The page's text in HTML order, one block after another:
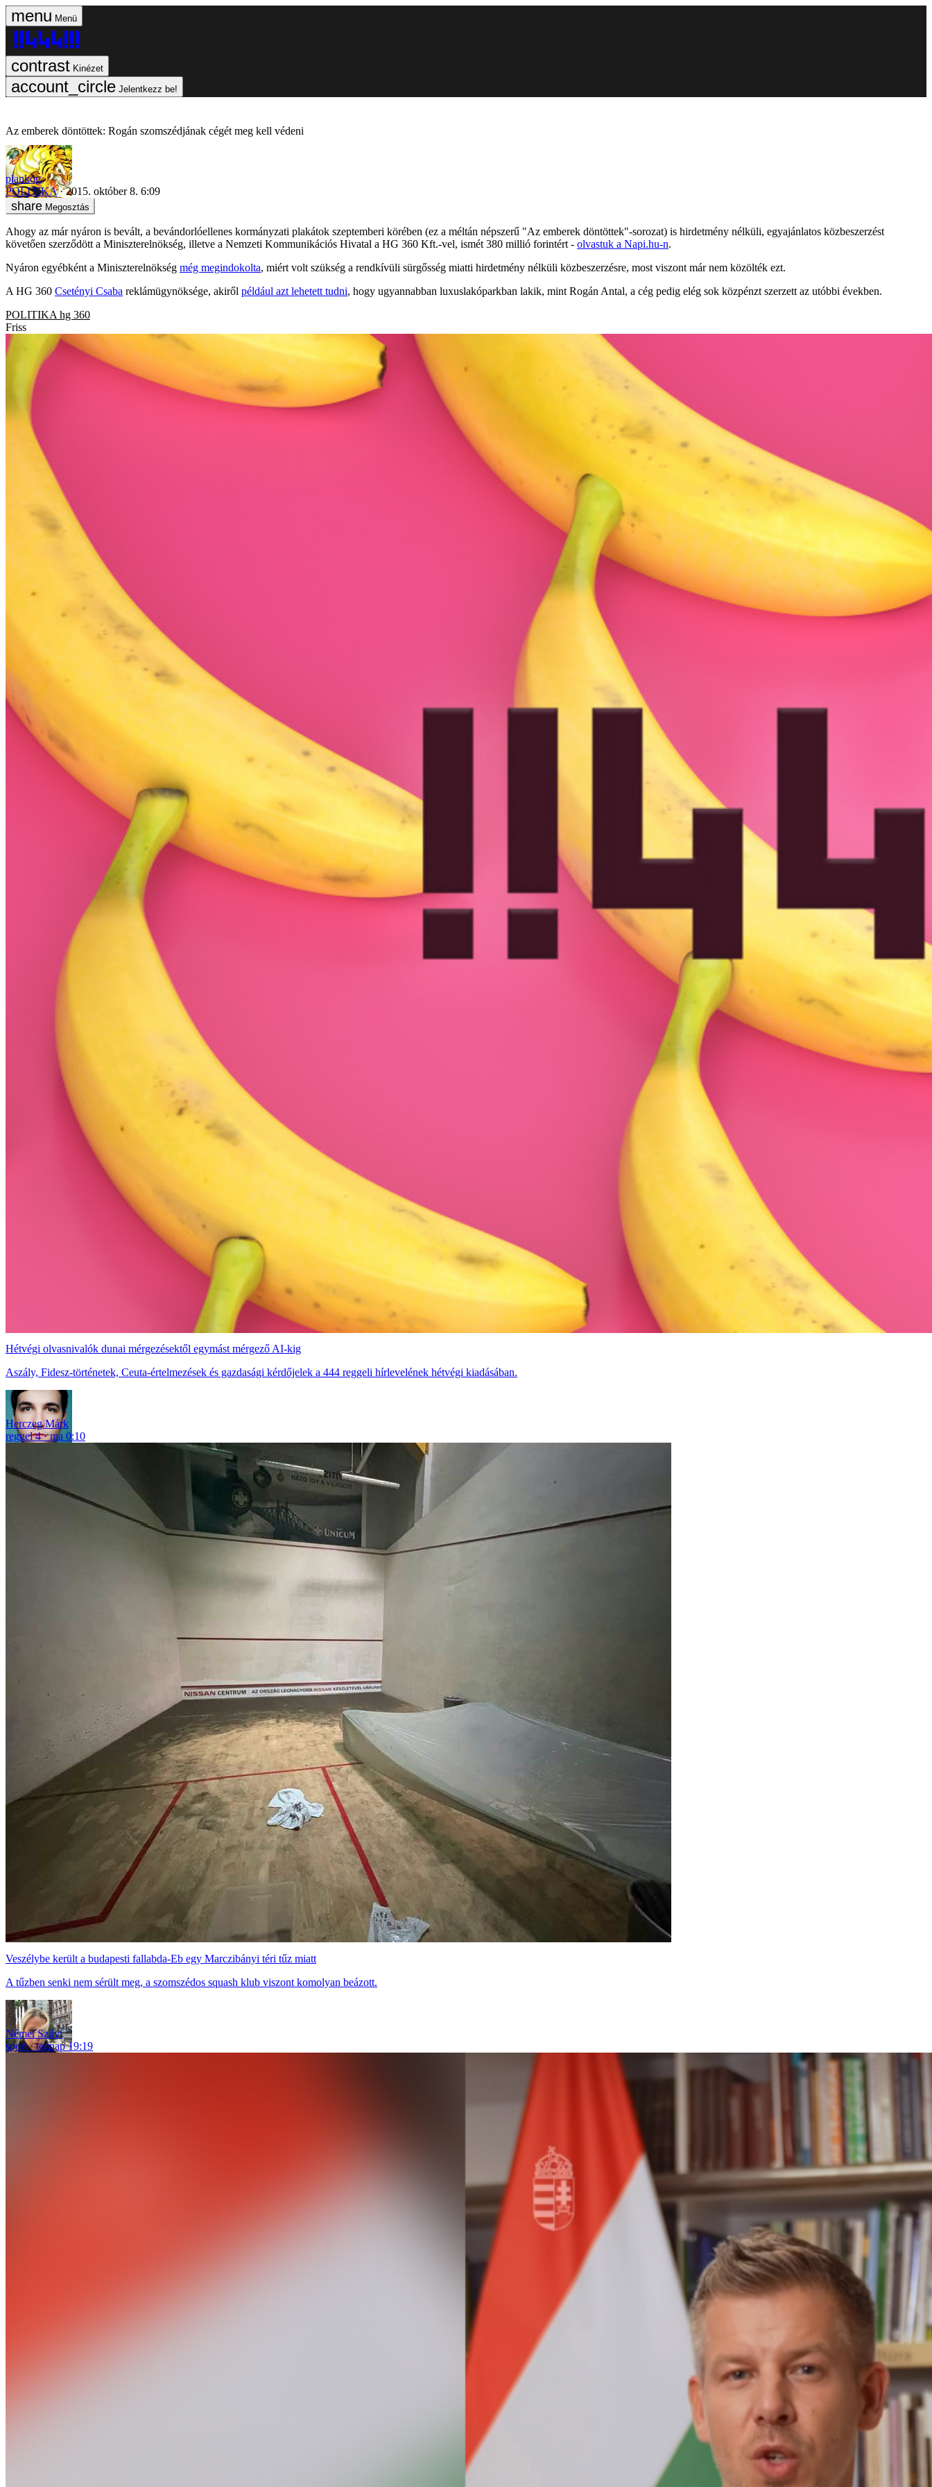
Menü
Kinézet
Jelentkezz be!
Az emberek döntöttek: Rogán szomszédjának cégét meg kell védeni
plankog
POLITIKA
2015. október 8. 6:09
Megosztás
Ahogy az már nyáron is bevált, a bevándorlóellenes kormányzati plakátok szeptemberi körében (ez a méltán népszerű "Az emberek döntöttek"-sorozat) is hirdetmény nélküli, egyajánlatos közbeszerzést
követően szerződött a Miniszterelnökség, illetve a Nemzeti Kommunikációs Hivatal a HG 360 Kft.-vel, ismét 380 millió forintért - olvastuk a Napi.hu-n.
Nyáron egyébként a Miniszterelnökség még megindokolta, miért volt szükség a rendkívüli sürgősség miatti hirdetmény nélküli közbeszerzésre, most viszont már nem közölték ezt.
A HG 360 Csetényi Csaba reklámügynöksége, akiről például azt lehetett tudni, hogy ugyannabban luxuslakóparkban lakik, mint Rogán Antal, a cég pedig elég sok közpénzt szerzett az utóbbi években.
POLITIKA hg 360
Friss
Hétvégi olvasnivalók dunai mérgezésektől egymást mérgező AI-kig
Aszály, Fidesz-történetek, Ceuta-értelmezések és gazdasági kérdőjelek a 444 reggeli hírlevelének hétvégi kiadásában.
Herczeg Márk
reggel 4
ma 0:10
Veszélybe került a budapesti fallabda-Eb egy Marczibányi téri tűz miatt
A tűzben senki nem sérült meg, a szomszédos squash klub viszont komolyan beázott.
Német Szilvi
sport
tegnap 19:19